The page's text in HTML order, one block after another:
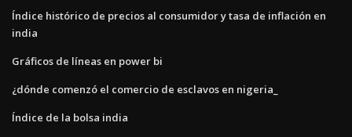
Índice histórico de precios al consumidor y tasa de inflación en
india
Gráficos de líneas en power bi
¿dónde comenzó el comercio de esclavos en nigeria_
Índice de la bolsa india